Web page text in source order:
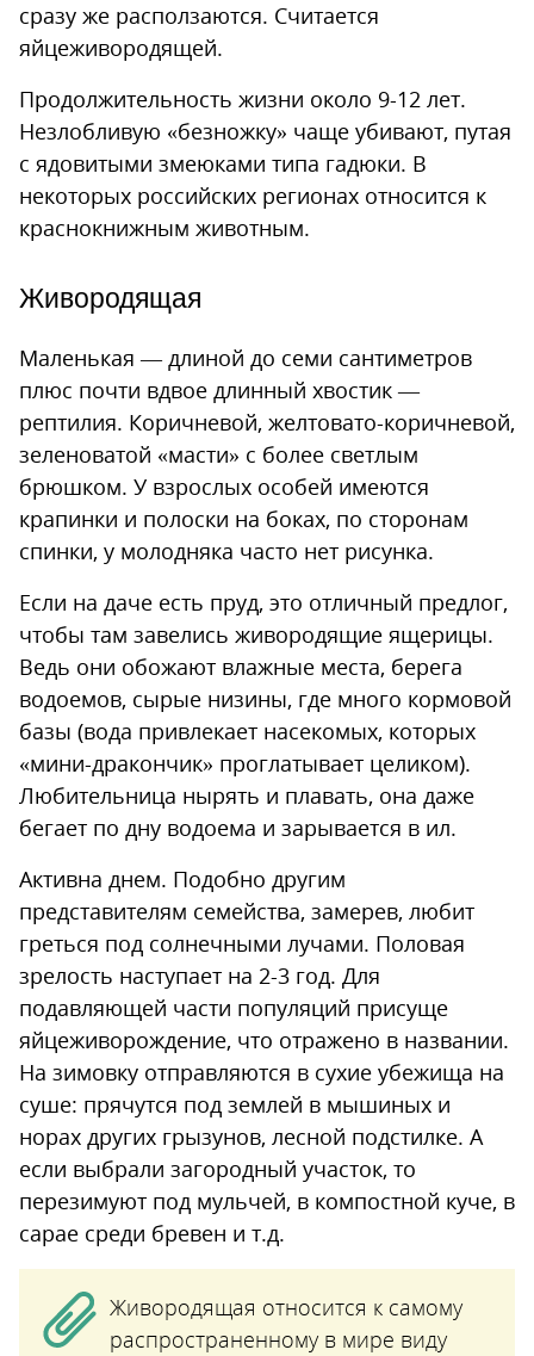
сразу же расползаются. Считается
яйцеживородящей.
Продолжительность жизни около 9-12 лет.
Незлобливую «безножку» чаще убивают, путая
с ядовитыми змеюками типа гадюки. В
некоторых российских регионах относится к
краснокнижным животным.
Живородящая
Маленькая — длиной до семи сантиметров
плюс почти вдвое длинный хвостик —
рептилия. Коричневой, желтовато-коричневой,
зеленоватой «масти» с более светлым
брюшком. У взрослых особей имеются
крапинки и полоски на боках, по сторонам
спинки, у молодняка часто нет рисунка.
Если на даче есть пруд, это отличный предлог,
чтобы там завелись живородящие ящерицы.
Ведь они обожают влажные места, берега
водоемов, сырые низины, где много кормовой
базы (вода привлекает насекомых, которых
«мини-дракончик» проглатывает целиком).
Любительница нырять и плавать, она даже
бегает по дну водоема и зарывается в ил.
Активна днем. Подобно другим
представителям семейства, замерев, любит
греться под солнечными лучами. Половая
зрелость наступает на 2-3 год. Для
подавляющей части популяций присуще
яйцеживорождение, что отражено в названии.
На зимовку отправляются в сухие убежища на
суше: прячутся под землей в мышиных и
норах других грызунов, лесной подстилке. А
если выбрали загородный участок, то
перезимуют под мульчей, в компостной куче, в
сарае среди бревен и т.д.
Живородящая относится к самому
распространенному в мире виду